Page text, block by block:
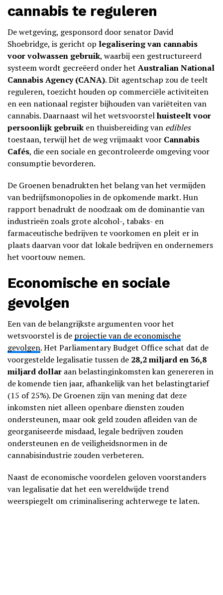
cannabis te reguleren
De wetgeving, gesponsord door senator David
Shoebridge, is gericht op legalisering van cannabis
voor volwassen gebruik, waarbij een gestructureerd
systeem wordt gecreëerd onder het Australian National
Cannabis Agency (CANA). Dit agentschap zou de teelt
reguleren, toezicht houden op commerciële activiteiten
en een nationaal register bijhouden van variëteiten van
cannabis. Daarnaast wil het wetsvoorstelhuisteelt voor
persoonlijk gebruik en thuisbereiding van edibles
toestaan, terwijl het de weg vrijmaakt voor Cannabis
Cafés, die een sociale en gecontroleerde omgeving voor
consumptie bevorderen.
De Groenen benadrukten het belang van het vermijden
van bedrijfsmonopolies in de opkomende markt. Hun
rapport benadrukt de noodzaak om de dominantie van
industrieën zoals grote alcohol-, tabaks- en
farmaceutische bedrijven te voorkomen en pleit er in
plaats daarvan voor dat lokale bedrijven en ondernemers
het voortouw nemen.
Economische en sociale
gevolgen
Een van de belangrijkste argumenten voor het
wetsvoorstel is de projectie van de economische
gevolgen. Het Parliamentary Budget Office schat dat de
voorgestelde legalisatie tussen de 28,2 miljard en 36,8
miljard dollar aan belastinginkomsten kan genereren in
de komende tien jaar, afhankelijk van het belastingtarief
(15 of 25%). De Groenen zijn van mening dat deze
inkomsten niet alleen openbare diensten zouden
ondersteunen, maar ook geld zouden afleiden van de
georganiseerde misdaad, legale bedrijven zouden
ondersteunen en de veiligheidsnormen in de
cannabisindustrie zouden verbeteren.
Naast de economische voordelen geloven voorstanders
van legalisatie dat het een wereldwijde trend
weerspiegelt om criminalisering achterwege te laten.